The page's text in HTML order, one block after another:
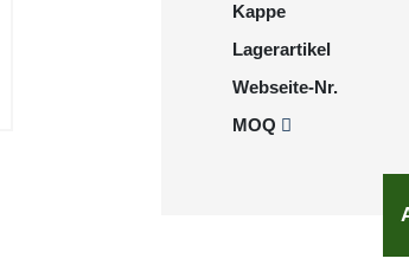
Kappe
Lagerartikel
Webseite-Nr.
MOQ